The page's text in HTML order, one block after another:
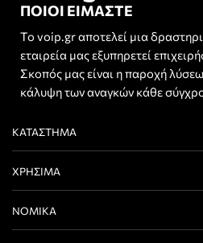
ΠΟΙΟΙ ΕΙΜΑΣΤΕ
Το voip.gr αποτελεί μια
εταιρεία μας εξυπηρετεί
Σκοπός μας είναι η παροχή
κάλυψη των αναγκών κάθε
ΚΑΤΆΣΤΗΜΑ
ΧΡΉΣΙΜΑ
ΝΟΜΙΚΆ